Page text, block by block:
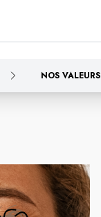
NOS VALEURS